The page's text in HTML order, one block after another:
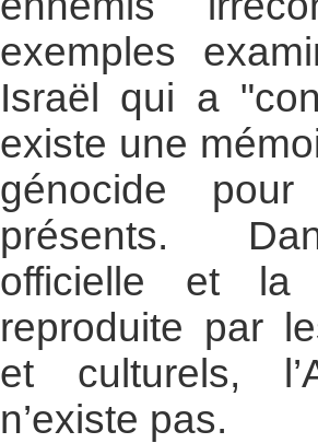
exemples
Israël qui a
existe une
génocide
présents.
officielle et la
reproduite par
et culturels,
n’existe pas.